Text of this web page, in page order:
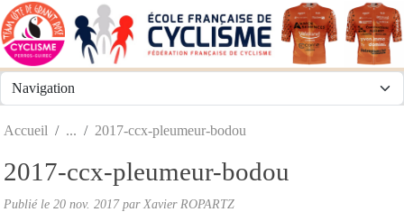
Accueil 2017-ccx-pleumeur-bodou
2017-ccx-pleumeur-bodou
Publié le 20 nov. 2017par Xavier ROPARTZ
Panneau de gestion des cookies